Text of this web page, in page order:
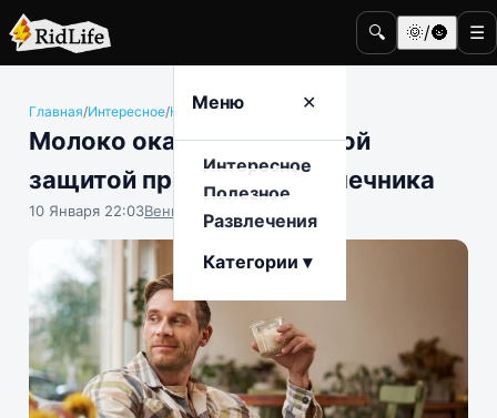
🔍 🌞/🌚 ☰
Меню ✕
Интересное
Полезное
Развлечения
Категории ▾
Главная/Интересное/Наука и техника
Молоко оказалось мощной
защитой против рака кишечника
10 Января 22:03Вениамин Ветролесов